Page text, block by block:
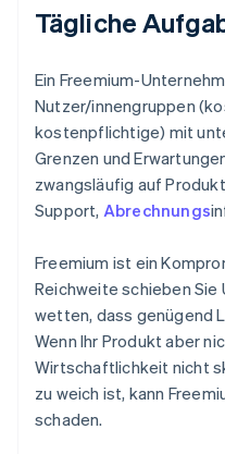
Tägliche
Ein Freemium-
Nutzer/innengruppen
kostenpflichtige) mit
Grenzen und
zwangsläufig auf
Support, Abrechnungs
Freemium ist ein
Reichweite schieben
wetten, dass genügend
Wenn Ihr Produkt aber
Wirtschaftlichkeit nicht
zu weich ist, kann
schaden.